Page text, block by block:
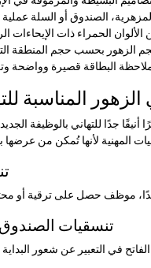
المناسبة
أنيقًا جدًا للتهاني بالوظيفة
تنسقيات الصندوق